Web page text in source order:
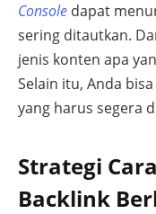
Console dapat
sering ditautkan.
jenis konten apa
Selain itu, Anda
yang harus segera
Strategi
Backlink